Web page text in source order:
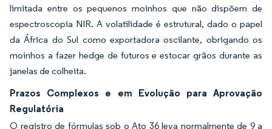
limitada entre os pequenos moinhos que não dispõem de
espectroscopia NIR. A volatilidade é estrutural, dado o papel
da África do Sul como exportadora oscilante, obrigando os
moinhos a fazer hedge de futuros e estocar grãos durante as
janelas de colheita.
Prazos Complexos e em Evolução para Aprovação
Regulatória
O registro de fórmulas sob o Ato 36 leva normalmente de 9 a